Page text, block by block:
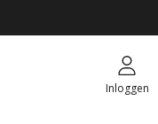
Inloggen